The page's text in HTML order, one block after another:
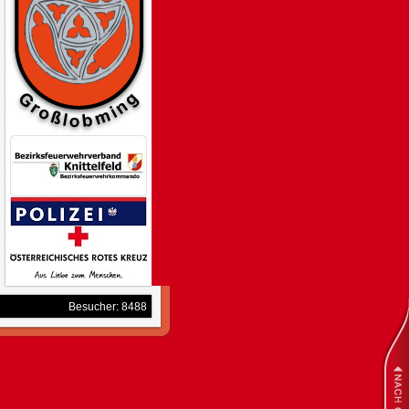
Besucher: 8488